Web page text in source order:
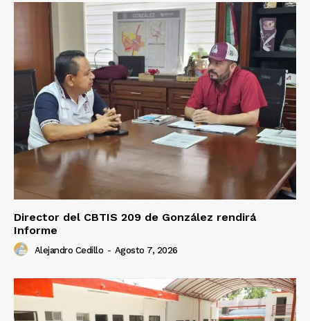
Director del CBTIS 209 de González rendirá
Informe
Alejandro Cedillo - Agosto 7, 2026